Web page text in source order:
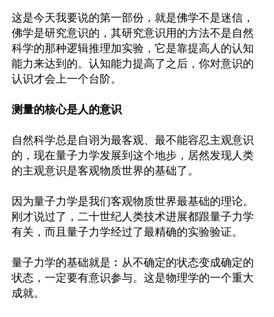
这是今天我要说的第一部份，就是佛学不是迷信，
佛学是研究意识的，其研究意识用的方法不是自然
科学的那种逻辑推理加实验，它是靠提高人的认知
能力来达到的。认知能力提高了之后，你对意识的
认识才会上一个台阶。
测量的核心是人的意识
自然科学总是自诩为最客观、最不能容忍主观意识
的，现在量子力学发展到这个地步，居然发现人类
的主观意识是客观物质世界的基础了。
因为量子力学是我们客观物质世界最基础的理论。
刚才说过了，二十世纪人类技术进展都跟量子力学
有关，而且量子力学经过了最精确的实验验证。
量子力学的基础就是︰从不确定的状态变成确定的
状态，一定要有意识参与。这是物理学的一个重大
成就。